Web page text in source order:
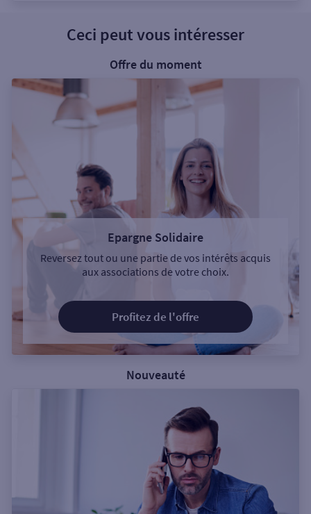
Ceci peut vous intéresser
Offre du moment
Epargne Solidaire
Reversez tout ou une partie de vos intérêts acquis
aux associations de votre choix.
Profitez de l'offre
Nouveauté